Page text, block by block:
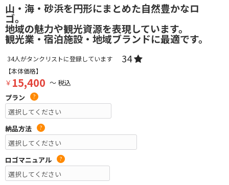
山・海・砂浜を円形にまとめた自然豊かなロ
ゴ。
地域の魅力や観光資源を表現しています。
観光業・宿泊施設・地域ブランドに最適です。
34人がタンクリストに登録しています 34
【本体価格】
￥ 15,400 ～ 税込
プラン
?
納品方法 ?
ロゴマニュアル ?